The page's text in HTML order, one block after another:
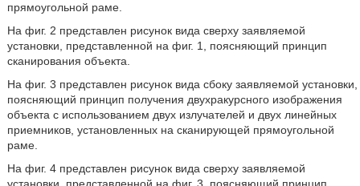
прямоугольной раме.
На фиг. 2 представлен рисунок вида сверху заявляемой
установки, представленной на фиг. 1, поясняющий принцип
сканирования объекта.
На фиг. 3 представлен рисунок вида сбоку заявляемой установки,
поясняющий принцип получения двухракурсного изображения
объекта с использованием двух излучателей и двух линейных
приемников, установленных на сканирующей прямоугольной
раме.
На фиг. 4 представлен рисунок вида сверху заявляемой